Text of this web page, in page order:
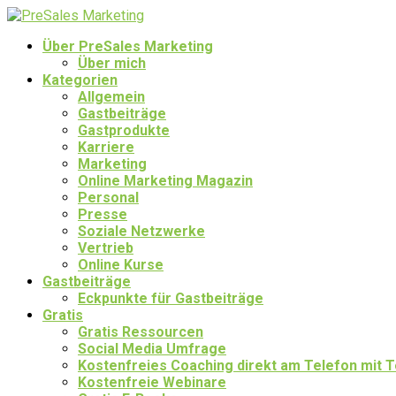
Über PreSales Marketing
Über mich
Kategorien
Allgemein
Gastbeiträge
Gastprodukte
Karriere
Marketing
Online Marketing Magazin
Personal
Presse
Soziale Netzwerke
Vertrieb
Online Kurse
Gastbeiträge
Eckpunkte für Gastbeiträge
Gratis
Gratis Ressourcen
Social Media Umfrage
Kostenfreies Coaching direkt am Telefon mit
Kostenfreie Webinare